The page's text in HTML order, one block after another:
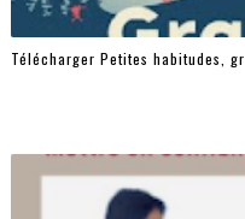
Télécharger Petites habitudes,